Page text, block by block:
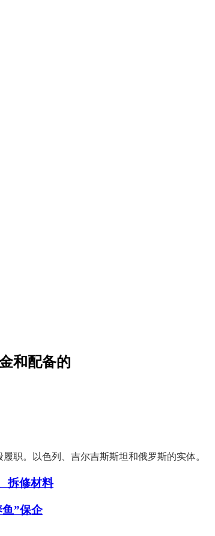
和配备的
。以色列、吉尔吉斯斯坦和俄罗斯的实体。
拆修材料
”保企